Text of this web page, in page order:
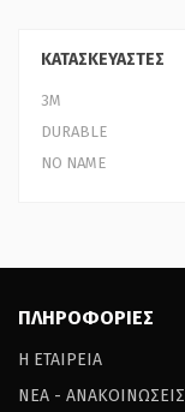
ΚΑΤΑΣΚΕΥΑΣΤΕΣ
3Μ
DURABLE
NO NAME
ΠΛΗΡΟΦΟΡΙΕΣ
Η ΕΤΑΙΡΕΙΑ
ΝΕΑ - ΑΝΑΚΟΙΝΩΣΕΙΣ